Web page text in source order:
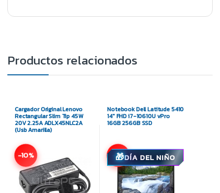
Productos relacionados
Cargador Original Lenovo
Rectangular Slim Tip 45W
20V 2.25A ADLX45NLC2A
(Usb Amarilla)
-10%
Notebook Dell Latitude 5410
14″ FHD i7-10610U vPro
16GB 256GB SSD
-7%DÍA DEL NIÑO